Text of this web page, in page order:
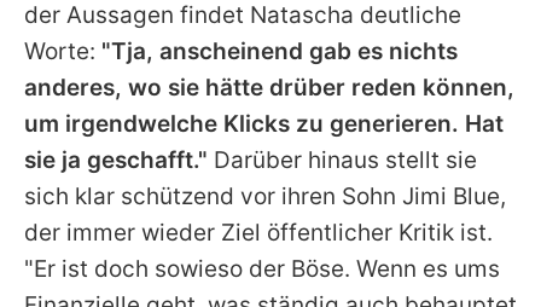
der Aussagen findet Natascha deutliche
Worte: "Tja, anscheinend gab es nichts
anderes, wo sie hätte drüber reden können,
um irgendwelche Klicks zu generieren. Hat
sie ja geschafft." Darüber hinaus stellt sie
sich klar schützend vor ihren Sohn Jimi Blue,
der immer wieder Ziel öffentlicher Kritik ist.
"Er ist doch sowieso der Böse. Wenn es ums